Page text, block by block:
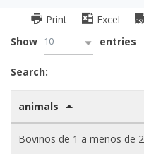
Print Excel
Show
10 entries
Search:
animals
Bovinos de 1 a menos de